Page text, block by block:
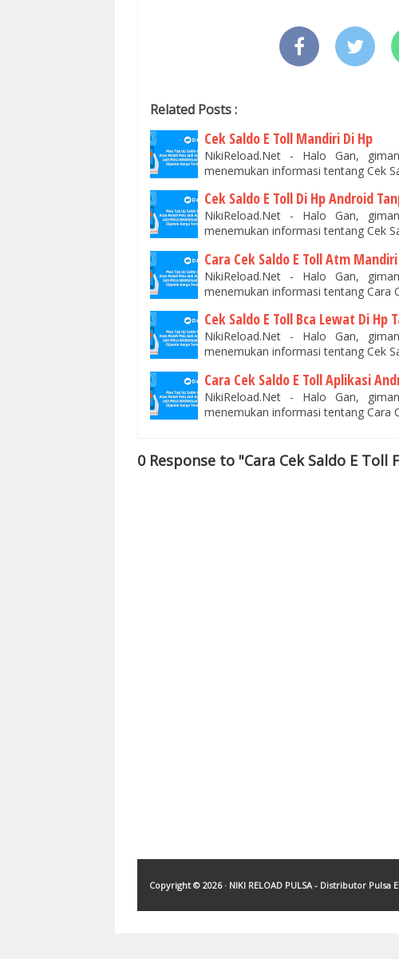
Related Posts :
Cek Saldo E Toll Mandiri Di Hp
NikiReload.Net - Halo Gan,
menemukan informasi tentang Cek
Cek Saldo E Toll Di Hp Android
NikiReload.Net - Halo Gan,
menemukan informasi tentang Cek
Cara Cek Saldo E Toll Atm Mandiri
NikiReload.Net - Halo Gan,
menemukan informasi tentang Cara
Cek Saldo E Toll Bca Lewat Di Hp
NikiReload.Net - Halo Gan,
menemukan informasi tentang Cek
Cara Cek Saldo E Toll Aplikasi
NikiReload.Net - Halo Gan,
menemukan informasi tentang Cara
0 Response to "Cara Cek Saldo E
Copyright © 2026 · NIKI RELOAD PULSA - Distributor